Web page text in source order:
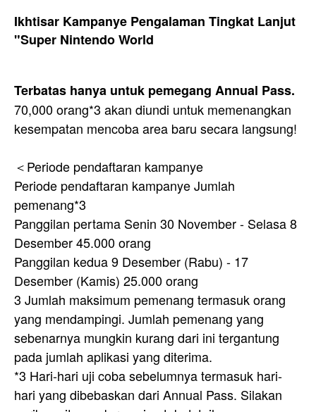
Ikhtisar Kampanye Pengalaman Tingkat Lanjut
"Super Nintendo World
Terbatas hanya untuk pemegang Annual Pass.
70,000 orang*3 akan diundi untuk memenangkan
kesempatan mencoba area baru secara langsung!
＜Periode pendaftaran kampanye
Periode pendaftaran kampanye Jumlah
pemenang*3
Panggilan pertama Senin 30 November - Selasa 8
Desember 45.000 orang
Panggilan kedua 9 Desember (Rabu) - 17
Desember (Kamis) 25.000 orang
3 Jumlah maksimum pemenang termasuk orang
yang mendampingi. Jumlah pemenang yang
sebenarnya mungkin kurang dari ini tergantung
pada jumlah aplikasi yang diterima.
*3 Hari-hari uji coba sebelumnya termasuk hari-
hari yang dibebaskan dari Annual Pass. Silakan